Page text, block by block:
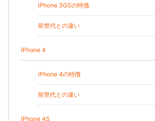
iPhone 3GSの特徴
前世代との違い
iPhone 4
iPhone 4の特徴
前世代との違い
iPhone 4S